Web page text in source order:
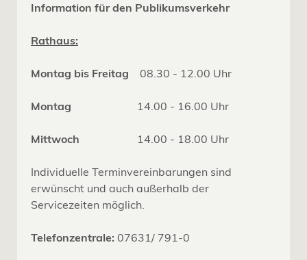
Information für den Publikumsverkehr
Rathaus:
Montag bis Freitag 08.30 - 12.00 Uhr
Montag 14.00 - 16.00 Uhr
Mittwoch 14.00 - 18.00 Uhr
Individuelle Terminvereinbarungen sind
erwünscht und auch außerhalb der
Servicezeiten möglich.
Telefonzentrale: 07631/ 791-0